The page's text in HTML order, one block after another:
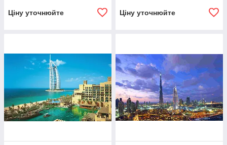
Ціну уточнюйте Ціну уточнюйте